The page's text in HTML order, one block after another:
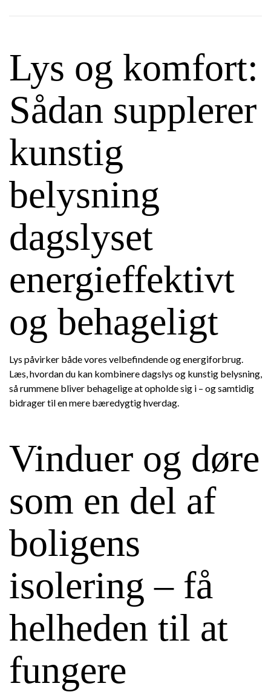
Lys og komfort:
Sådan supplerer
kunstig
belysning
dagslyset
energieffektivt
og behageligt
Lys påvirker både vores velbefindende og energiforbrug.
Læs, hvordan du kan kombinere dagslys og kunstig belysning,
så rummene bliver behagelige at opholde sig i – og samtidig
bidrager til en mere bæredygtig hverdag.
Vinduer og døre
som en del af
boligens
isolering – få
helheden til at
fungere